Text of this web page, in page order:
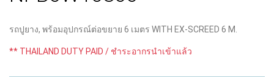
รถปูยาง, พร้อมอุปกรณ์ต่อขยาย 6 เมตร WITH EX-SCREED 6 M.
** THAILAND DUTY PAID / ชำระอากรนำเข้าแล้ว